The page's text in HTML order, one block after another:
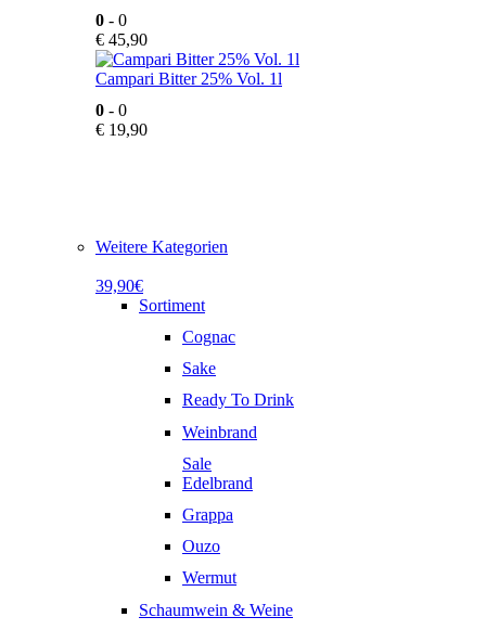
0 - 0
€ 45,90
Campari Bitter 25% Vol. 1l
0 - 0
€ 19,90
Weitere Kategorien
39,90€
Sortiment
Cognac
Sake
Ready To Drink
Weinbrand
Sale
Edelbrand
Grappa
Ouzo
Wermut
Schaumwein & Weine